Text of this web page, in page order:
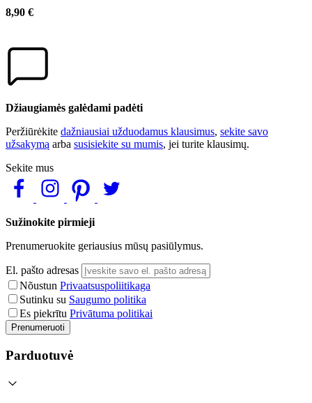
8,90 €
Džiaugiamės galėdami padėti
Peržiūrėkite dažniausiai užduodamus klausimus, sekite savo
užsakymą arba susisiekite su mumis, jei turite klausimų.
Sekite mus
Sužinokite pirmieji
Prenumeruokite geriausius mūsų pasiūlymus.
El. pašto adresas
Nõustun Privaatsuspoliitikaga
Sutinku su Saugumo politika
Es piekrītu Privātuma politikai
Prenumeruoti
Parduotuvė